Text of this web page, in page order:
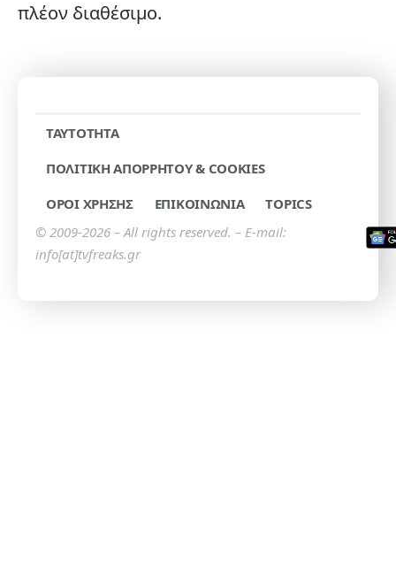
πλέον διαθέσιμο.
TAYTOTHTA
ΠΟΛΙΤΙΚΗ ΑΠΟΡΡΗΤΟΥ & COOKIES
ΟΡΟΙ ΧΡΗΣΗΣ
ΕΠΙΚΟΙΝΩΝΙΑ
TOPICS
© 2009-2026 – All rights reserved. – E-mail:
info[at]tvfreaks.gr